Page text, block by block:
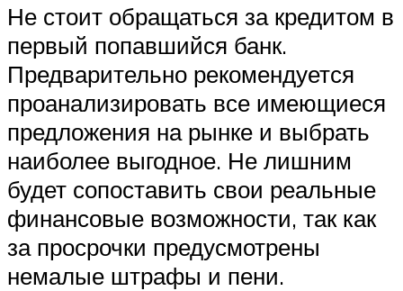
Не стоит обращаться за кредитом в
первый попавшийся банк.
Предварительно рекомендуется
проанализировать все имеющиеся
предложения на рынке и выбрать
наиболее выгодное. Не лишним
будет сопоставить свои реальные
финансовые возможности, так как
за просрочки предусмотрены
немалые штрафы и пени.